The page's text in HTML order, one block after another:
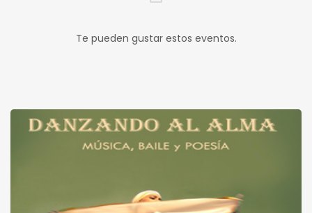
Te pueden gustar estos eventos.